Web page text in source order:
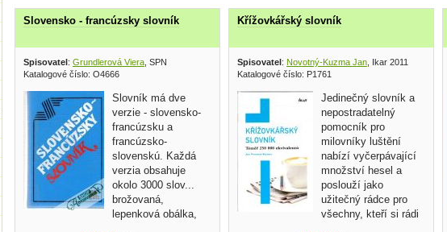
Slovensko - francúzsky slovník
Spisovatel: Grundlerová Viera , SPN
Katalogové číslo: O4666
Slovník má dve
verzie - slovensko-
francúzsku a
francúzsko-
slovenskú. Každá
verzia obsahuje
okolo 3000 slov...
brožovaná,
lepenková obálka,
Křížovkářský slovník
Spisovatel: Novotný-Kuzma Jan , Ikar 2011
Katalogové číslo: P1761
Jedinečný slovník a
nepostradatelný
pomocník pro
milovníky luštění
nabízí vyčerpávající
množství hesel a
poslouží jako
užitečný rádce pro
všechny, kteří si rádi